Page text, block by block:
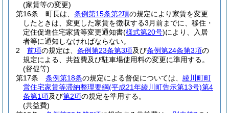
(家賃等の変更)
第16条
町長は、 条例第15条第2項の規定により家賃を変更
したときは、変更した家賃を徴収する3月前までに、移住・
定住促進住宅家賃等変更通知書(様式第20号)により、入居
者等に通知しなければならない。
2
前項の規定は、 条例第23条第3項及び条例第24条第3項の
規定による、共益費及び駐車場使用料の変更に準用する。
(督促等)
第17条
条例第18条の規定による督促については、 綾川町町
営住宅家賃等滞納整理要綱(平成21年綾川町告示第13号)第4
条第1項及び第2項の規定を準用する。
(共益費)